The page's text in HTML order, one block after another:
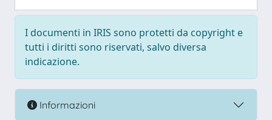
I documenti in IRIS sono protetti da copyright e
tutti i diritti sono riservati, salvo diversa
indicazione.
Informazioni